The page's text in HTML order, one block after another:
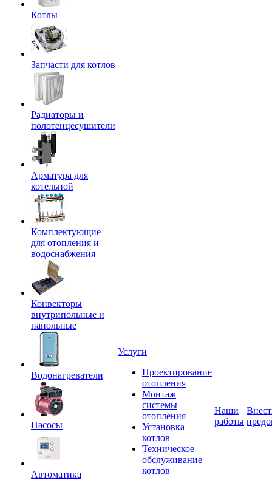
Котлы
Запчасти для котлов
Радиаторы и
полотенцесушители
Арматура для
котельной
Комплектующие
для отопления и
водоснабжения
Конвекторы
внутрипольные и
напольные
Водонагреватели
Насосы
Автоматика
Услуги
Проектирование
отопления
Монтаж
системы
отопления
Установка
котлов
Техническое
обслуживание
котлов
Наши
работы